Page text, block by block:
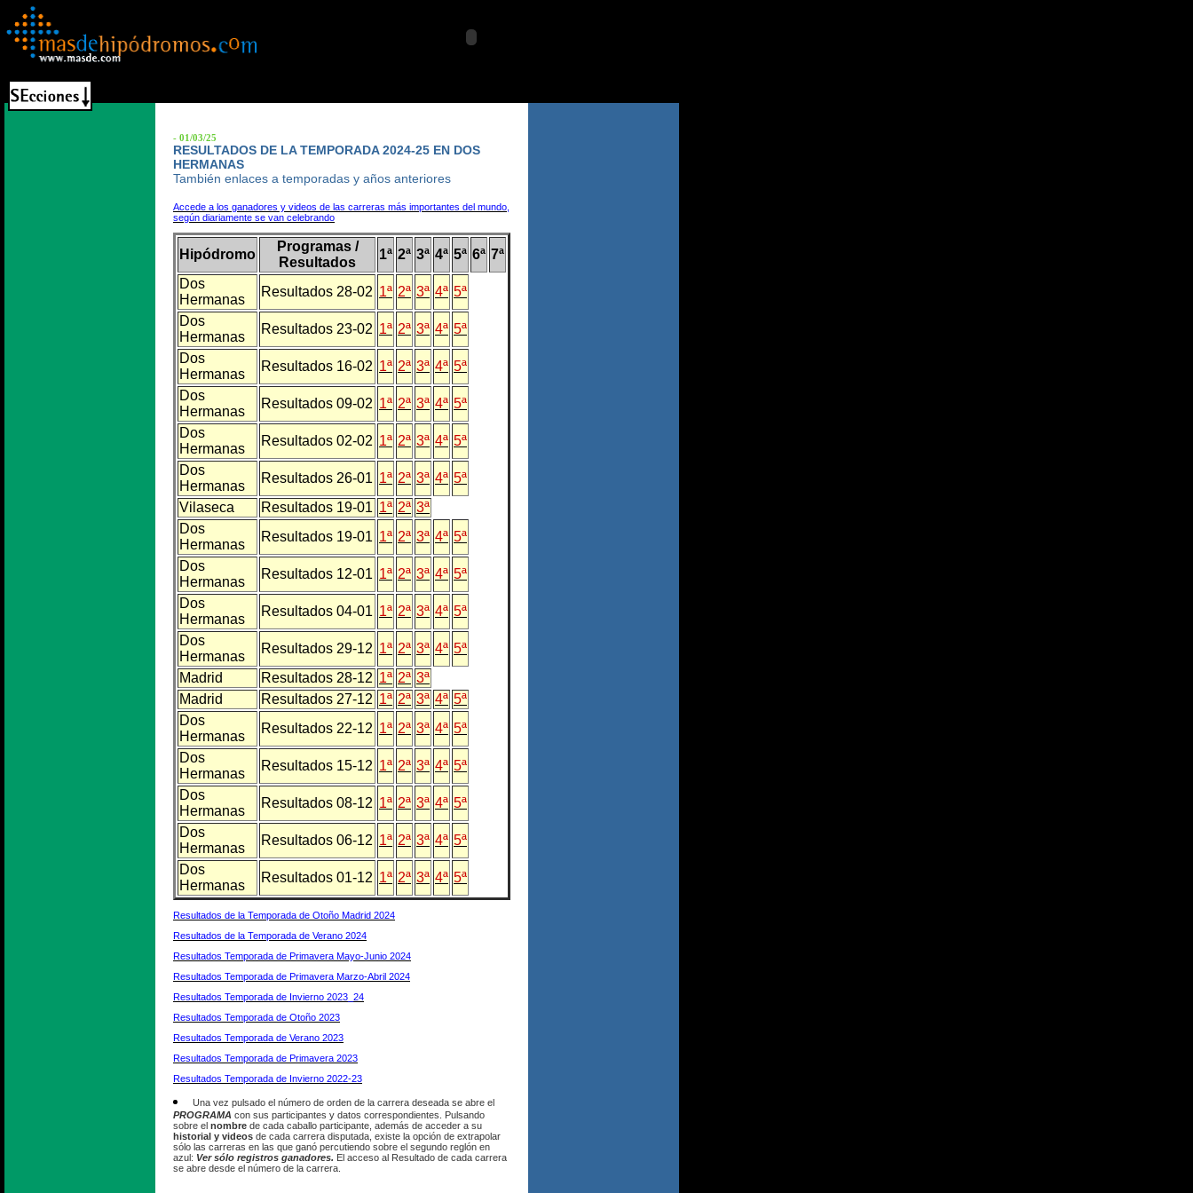
- 01/03/25
RESULTADOS DE LA TEMPORADA 2024-25 EN DOS
HERMANAS
También enlaces a temporadas y años anteriores
Accede a los ganadores y videos de las carreras más importantes del mundo,
según diariamente se van celebrando
Hipódromo
Programas /
Resultados
1ª 2ª 3ª 4ª 5ª 6ª 7ª
Dos
Hermanas
Resultados 28-02 1ª 2ª 3ª 4ª 5ª
Dos
Hermanas
Resultados 23-02 1ª 2ª 3ª 4ª 5ª
Dos
Hermanas
Resultados 16-02 1ª 2ª 3ª 4ª 5ª
Dos
Hermanas
Resultados 09-02 1ª 2ª 3ª 4ª 5ª
Dos
Hermanas
Resultados 02-02 1ª 2ª 3ª 4ª 5ª
Dos
Hermanas
Resultados 26-01 1ª 2ª 3ª 4ª 5ª
Vilaseca
Resultados 19-01 1ª 2ª 3ª
Dos
Hermanas
Resultados 19-01 1ª 2ª 3ª 4ª 5ª
Dos
Hermanas
Resultados 12-01 1ª 2ª 3ª 4ª 5ª
Dos
Hermanas
Resultados 04-01 1ª 2ª 3ª 4ª 5ª
Dos
Hermanas
Resultados 29-12 1ª 2ª 3ª 4ª 5ª
Madrid
Resultados 28-12 1ª 2ª 3ª
Madrid
Resultados 27-12 1ª 2ª 3ª 4ª 5ª
Dos
Hermanas
Resultados 22-12 1ª 2ª 3ª 4ª 5ª
Dos
Hermanas
Resultados 15-12 1ª 2ª 3ª 4ª 5ª
Dos
Hermanas
Resultados 08-12 1ª 2ª 3ª 4ª 5ª
Dos
Hermanas
Resultados 06-12 1ª 2ª 3ª 4ª 5ª
Dos
Hermanas
Resultados 01-12 1ª 2ª 3ª 4ª 5ª
Resultados de la Temporada de Otoño Madrid 2024
Resultados de la Temporada de Verano 2024
Resultados Temporada de Primavera Mayo-Junio 2024
Resultados Temporada de Primavera Marzo-Abril 2024
Resultados Temporada de Invierno 2023_24
Resultados Temporada de Otoño 2023
Resultados Temporada de Verano 2023
Resultados Temporada de Primavera 2023
Resultados Temporada de Invierno 2022-23
Una vez pulsado el número de orden de la carrera deseada se abre el
PROGRAMA con sus participantes y datos correspondientes. Pulsando
sobre el nombre de cada caballo participante, además de acceder a su
historial y videos de cada carrera disputada, existe la opción de extrapolar
sólo las carreras en las que ganó percutiendo sobre el segundo reglón en
azul: Ver sólo registros ganadores. El acceso al Resultado de cada carrera
se abre desde el número de la carrera.